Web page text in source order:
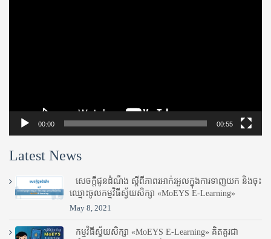
00:00 00:55
Latest News
សេចក្តីជូនដំណឹង ស្តី​ពីភាព​រអាក់រអួល​ក្នុងការ​ទាញ​យក និង​ចុះ​
ឈ្មោះ​ចូល​កម្មវិធី​ស្វ័យសិក្សា «MoEYS E-Learning»
May 8, 2021
កម្មវិធីស្វ័យសិក្សា «MoEYS E-Learning» គិតគូរជា